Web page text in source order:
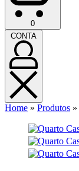
0CARRINHO
(0)
CONTA
CONTA
Home » Produtos »